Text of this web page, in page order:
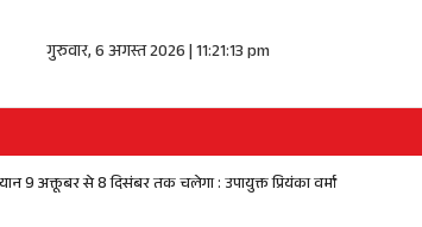
गुरुवार, 6 अगस्त 2026 | 11:21:13 pm
9 अक्तूबर से 8 दिसंबर तक चलेगा : उपायुक्त प्रियंका वर्मा